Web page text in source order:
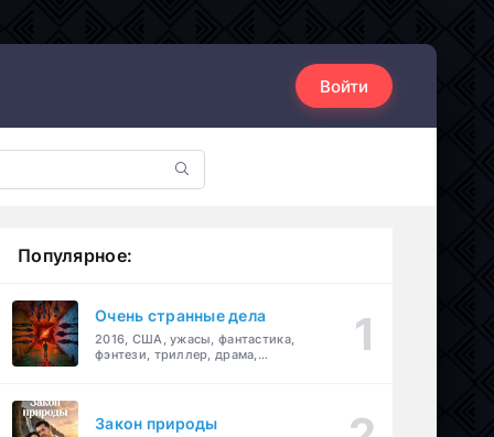
Войти
Популярное:
Очень странные дела
2016, США, ужасы, фантастика,
фэнтези, триллер, драма,
Закон природы